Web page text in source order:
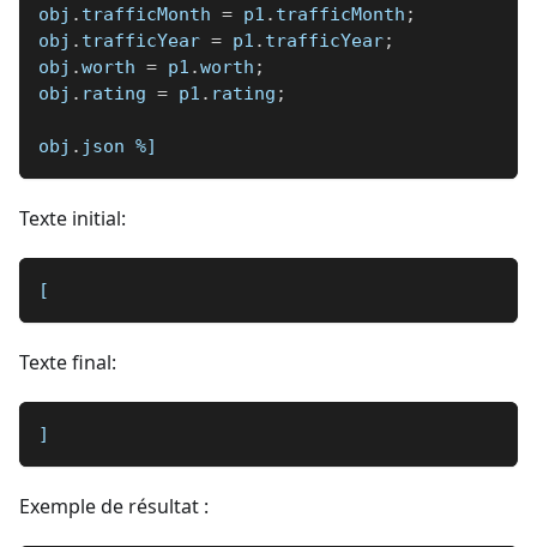
obj . trafficMonth = p1 . trafficMonth ;
obj . trafficYear = p1 . trafficYear;
obj .worth = p1 .worth ;
obj . rating = p1 . rating ;
obj . json %]
Texte initial:
[
Texte final:
]
Exemple de résultat :